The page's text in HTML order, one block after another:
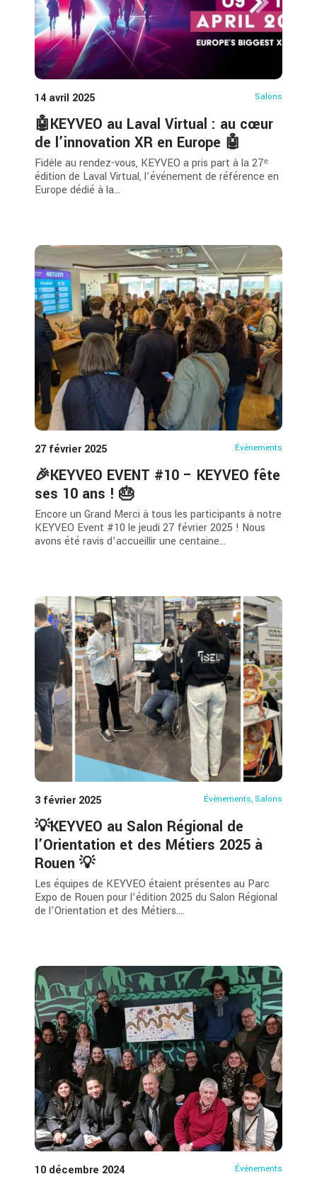
14 avril 2025 Salons
🤖KEYVEO au Laval Virtual : au cœur
de l’innovation XR en Europe 🤖
Fidèle au rendez-vous, KEYVEO a pris part à la 27ᵉ
édition de Laval Virtual, l’événement de référence en
Europe dédié à la...
27 février 2025 Évènements
🎉KEYVEO EVENT #10 – KEYVEO fête
ses 10 ans ! 🎂
Encore un Grand Merci à tous les participants à notre
KEYVEO Event #10 le jeudi 27 février 2025 ! Nous
avons été ravis d’accueillir une centaine...
3 février 2025 Évènements, Salons
💡KEYVEO au Salon Régional de
l’Orientation et des Métiers 2025 à
Rouen 💡
Les équipes de KEYVEO étaient présentes au Parc
Expo de Rouen pour l’édition 2025 du Salon Régional
de l’Orientation et des Métiers....
10 décembre 2024 Évènements